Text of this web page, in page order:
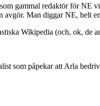
gammal redaktör för NE
avgör. Man diggar NE, helt
Wikipedia (och, ok, de
som påpekar att Arla